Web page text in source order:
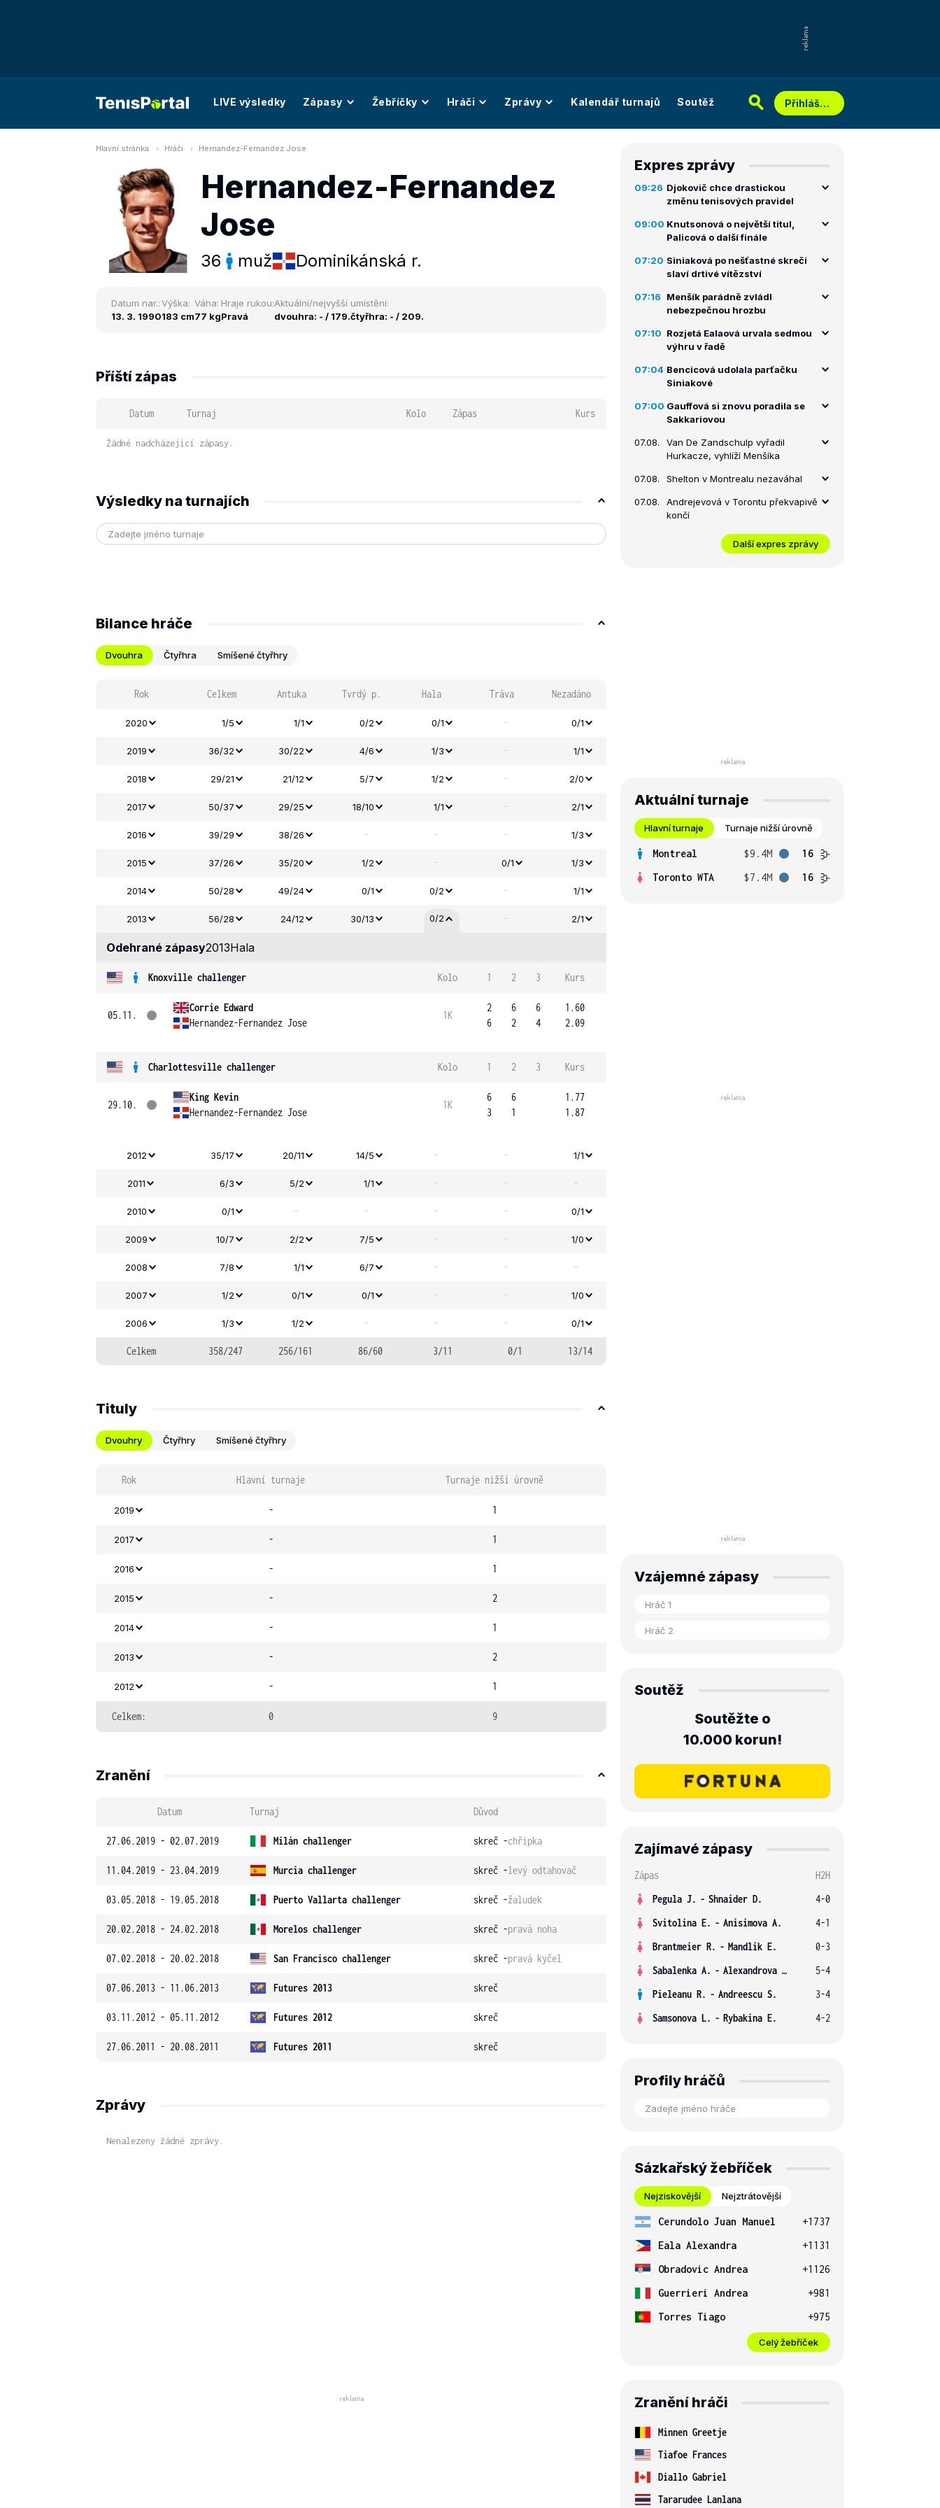
LIVE výsledky Zápasy Žebříčky Hráči Zprávy Kalendář turnajů Soutěž Přihlášení
Hlavní stránka Hráči Hernandez-Fernandez Jose
Hernandez-Fernandez
Jose
36 muž Dominikánská r.
Datum nar.:
13. 3. 1990
Výška:
183 cm
Váha:
77 kg
Hraje rukou:
Pravá
Aktuální/nejvyšší umístění:
dvouhra: - / 179.čtyřhra: - / 209.
Příští zápas
Datum Turnaj Kolo Zápas Kurs
Žádné nadcházející zápasy.
Výsledky na turnajích
Bilance hráče
Dvouhra Čtyřhra Smíšené čtyřhry
Rok Celkem Antuka Tvrdý p. Hala Tráva Nezadáno
2020 1/5 1/1 0/2 0/1 - 0/1
2019 36/32 30/22 4/6 1/3 - 1/1
2018 29/21 21/12 5/7 1/2 - 2/0
2017 50/37 29/25 18/10 1/1 - 2/1
2016 39/29 38/26 - - - 1/3
2015 37/26 35/20 1/2 - 0/1 1/3
2014 50/28 49/24 0/1 0/2 - 1/1
2013 56/28 24/12 30/13 0/2 - 2/1
Odehrané zápasy2013Hala
Knoxville challenger Kolo 1 2 3 Kurs
05.11.
Corrie Edward
Hernandez-Fernandez Jose
1K
2
6
6
2
6
4
1.60
2.09
Charlottesville challenger Kolo 1 2 3 Kurs
29.10.
King Kevin
Hernandez-Fernandez Jose
1K
6
3
6
1
1.77
1.87
2012 35/17 20/11 14/5 - - 1/1
2011 6/3 5/2 1/1 - - -
2010 0/1 - - - - 0/1
2009 10/7 2/2 7/5 - - 1/0
2008 7/8 1/1 6/7 - - -
2007 1/2 0/1 0/1 - - 1/0
2006 1/3 1/2 - - - 0/1
Celkem 358/247 256/161 86/60 3/11 0/1 13/14
Tituly
Dvouhry Čtyřhry Smíšené čtyřhry
Rok Hlavní turnaje Turnaje nižší úrovně
2019 - 1
2017 - 1
2016 - 1
2015 - 2
2014 - 1
2013 - 2
2012 - 1
Celkem: 0 9
Zranění
Datum Turnaj Důvod
27.06.2019 - 02.07.2019 Milán challenger skreč -chřipka
11.04.2019 - 23.04.2019 Murcia challenger skreč -levý odtahovač
03.05.2018 - 19.05.2018 Puerto Vallarta challenger skreč -žaludek
20.02.2018 - 24.02.2018 Morelos challenger skreč -pravá noha
07.02.2018 - 20.02.2018 San Francisco challenger skreč -pravá kyčel
07.06.2013 - 11.06.2013 Futures 2013 skreč
03.11.2012 - 05.11.2012 Futures 2012 skreč
27.06.2011 - 20.08.2011 Futures 2011 skreč
Zprávy
Nenalezeny žádné zprávy.
Expres zprávy
09:26 Djokovič chce drastickou
změnu tenisových pravidel
09:00 Knutsonová o největší titul,
Palicová o další finále
07:20 Siniaková po nešťastné skreči
slaví drtivé vítězství
07:16
Menšík parádně zvládl
nebezpečnou hrozbu
07:10 Rozjetá Ealaová urvala sedmou
výhru v řadě
07:04 Bencicová udolala parťačku
Siniakové
07:00 Gauffová si znovu poradila se
Sakkariovou
07.08.
Van De Zandschulp vyřadil
Hurkacze, vyhlíží Menšíka
07.08. Shelton v Montrealu nezaváhal
07.08.
Andrejevová v Torontu překvapivě
končí
Další expres zprávy
Aktuální turnaje
Hlavní turnaje Turnaje nižší úrovně
Montreal $9.4M
16
Toronto WTA
$7.4M 16
Vzájemné zápasy
Soutěž
Soutěžte o
10.000 korun!
Zajímavé zápasy
Zápas
H2H
Pegula J. - Shnaider D.
4-0
Svitolina E. - Anisimova A.
4-1
Brantmeier R. - Mandlik E.
0-3
Sabalenka A. - Alexandrova E.
5-4
Pieleanu R. - Andreescu S.
3-4
Samsonova L. - Rybakina E. 4-2
Profily hráčů
Sázkařský žebříček
Nejziskovější Nejztrátovější
Cerundolo Juan Manuel
+1737
Eala Alexandra
+1131
Obradovic Andrea
+1126
Guerrieri Andrea
+981
Torres Tiago
+975
Celý žebříček
Zranění hráči
Minnen Greetje
Tiafoe Frances
Diallo Gabriel
Tararudee Lanlana